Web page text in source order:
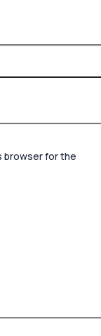
browser for the